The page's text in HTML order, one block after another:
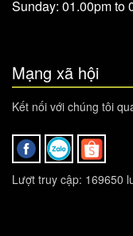
Sunday: 01.00pm to
Mạng xã hội
Kết nối với chúng tôi
Lượt truy cập: 169650